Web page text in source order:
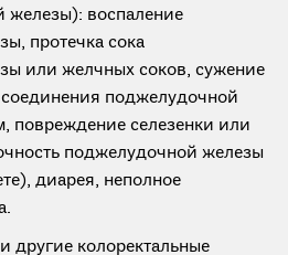
железы): воспаление
протечка сока
или желчных соков, сужение
поджелудочной
повреждение селезенки или
поджелудочной железы
диарея, неполное
другие колоректальные